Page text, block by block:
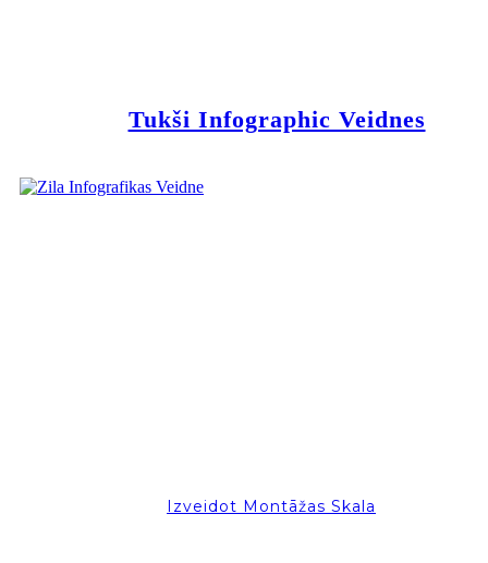
Tukši Infographic Veidnes
Izveidot Montāžas Skala